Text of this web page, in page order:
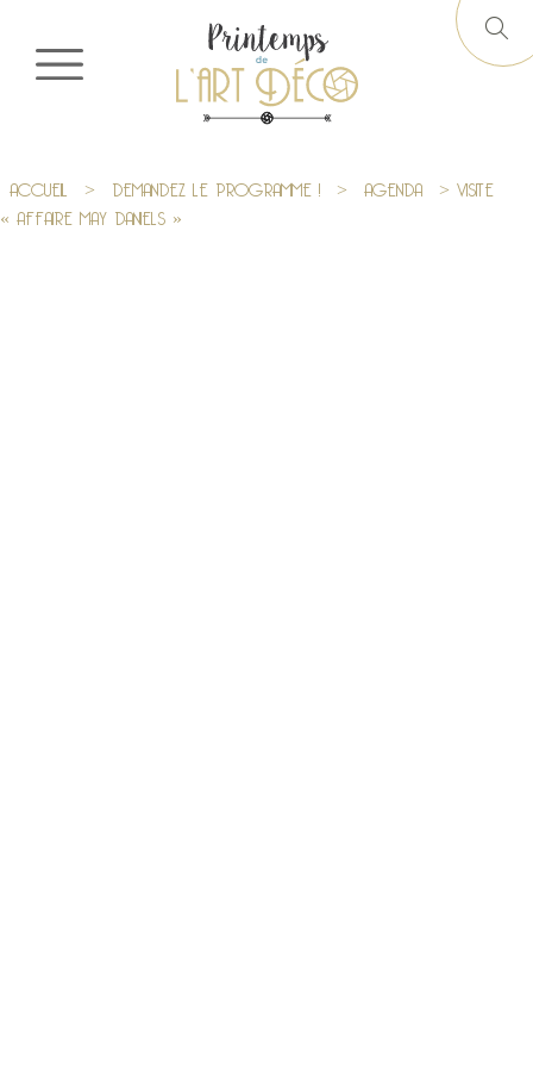
ACCUEIL > DEMANDEZ LE PROGRAMME ! > AGENDA > VISITE
« AFFAIRE MAY DANIELS »